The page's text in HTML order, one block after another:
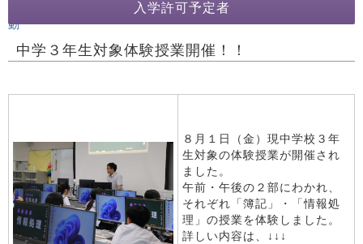
入学許可予定者
学校からのお知らせ 行事・活動
動
中学３年生対象体験授業開催！！
８月１日（金）現中学校３年
生対象の体験授業が開催され
ました。
午前・午後の２部にわかれ、
それぞれ「簿記」・「情報処
理」の授業を体験しました。
詳しい内容は、↓↓↓